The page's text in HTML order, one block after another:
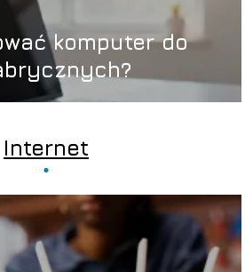
komputer do
Internet